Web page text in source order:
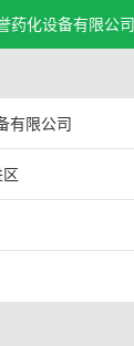
药化设备有限公司
有限公司